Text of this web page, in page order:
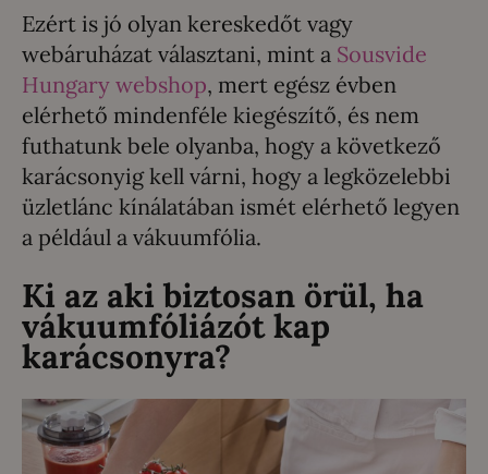
Ezért is jó olyan kereskedőt vagy
webáruházat választani, mint a Sousvide
Hungary webshop, mert egész évben
elérhető mindenféle kiegészítő, és nem
futhatunk bele olyanba, hogy a következő
karácsonyig kell várni, hogy a legközelebbi
üzletlánc kínálatában ismét elérhető legyen
a például a vákuumfólia.
Ki az aki biztosan örül, ha
vákuumfóliázót kap
karácsonyra?